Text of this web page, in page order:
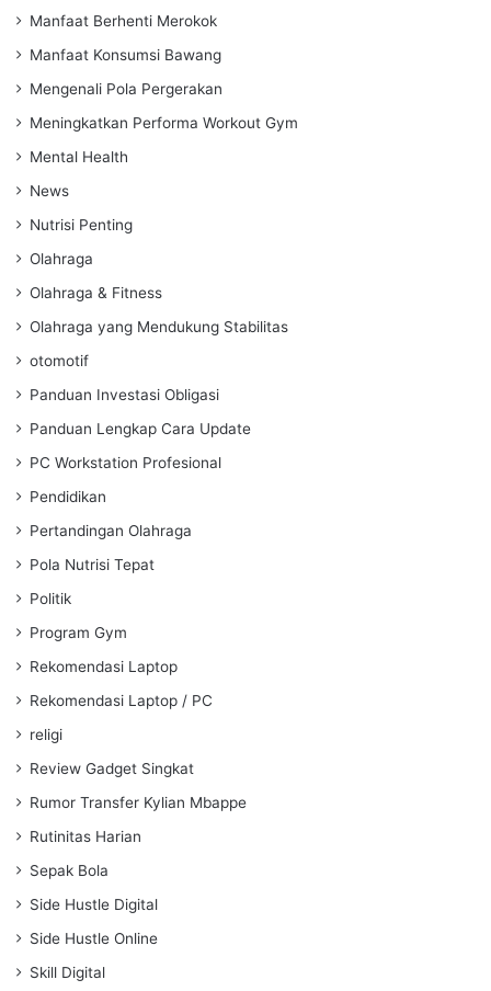
Manfaat Berhenti Merokok
Manfaat Konsumsi Bawang
Mengenali Pola Pergerakan
Meningkatkan Performa Workout Gym
Mental Health
News
Nutrisi Penting
Olahraga
Olahraga & Fitness
Olahraga yang Mendukung Stabilitas
otomotif
Panduan Investasi Obligasi
Panduan Lengkap Cara Update
PC Workstation Profesional
Pendidikan
Pertandingan Olahraga
Pola Nutrisi Tepat
Politik
Program Gym
Rekomendasi Laptop
Rekomendasi Laptop / PC
religi
Review Gadget Singkat
Rumor Transfer Kylian Mbappe
Rutinitas Harian
Sepak Bola
Side Hustle Digital
Side Hustle Online
Skill Digital